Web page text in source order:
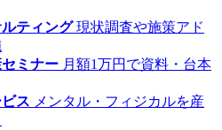
ティング現状調査や施策アド
ミナー 月額1万円で資料・台本
ス メンタル・フィジカルを産